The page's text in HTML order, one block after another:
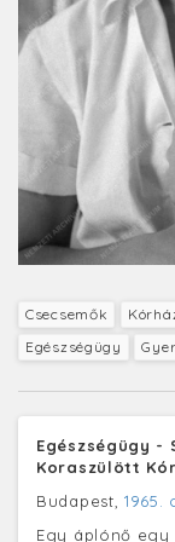
Csecsemők
Egészségügy
Egészségügy -
Koraszülött
Budapest, 1965.
Egy áplónő egy